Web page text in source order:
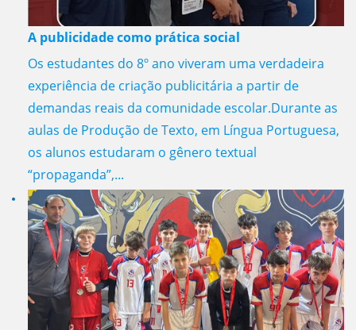
A publicidade como prática social
Os estudantes do 8º ano viveram uma verdadeira
experiência de criação publicitária a partir de
demandas reais da comunidade escolar.Durante as
aulas de Produção de Texto, em Língua Portuguesa,
os alunos estudaram o gênero textual
“propaganda”,...